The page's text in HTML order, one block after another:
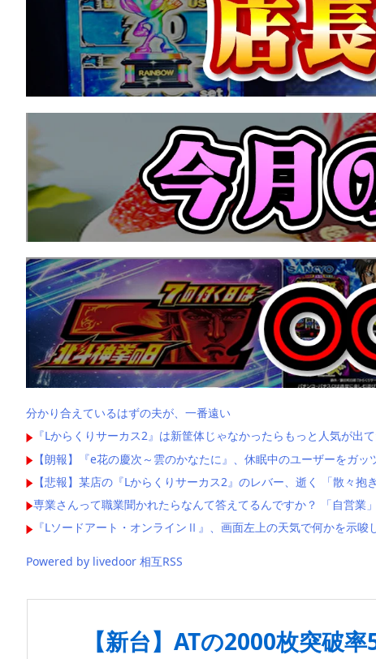
分かり合えているはずの夫が、一番遠い
『Lからくりサーカス2』は新筐体じゃなかったらもっと人気が出
【朗報】『e花の慶次～雲のかなたに』、休眠中のユーザーをガ
【悲報】某店の『Lからくりサーカス2』のレバー、逝く 「散々抱
専業さんって職業聞かれたらなんて答えてるんですか？ 「自営業
『Lソードアート・オンラインⅡ』、画面左上の天気で何かを示唆
Powered by livedoor 相互RSS
【新台】ATの2000枚突破